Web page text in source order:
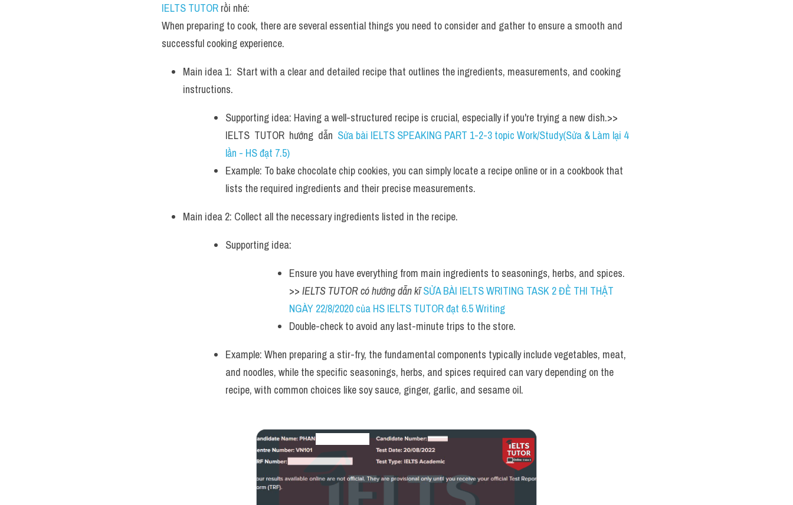
IELTS TUTOR rồi nhé:
When preparing to cook, there are several essential things you need to consider and gather to ensure a smooth and
successful cooking experience.
Main idea 1:  Start with a clear and detailed recipe that outlines the ingredients, measurements, and cooking
instructions.
Supporting idea: Having a well-structured recipe is crucial, especially if you're trying a new dish.>>
IELTS  TUTOR  hướng  dẫn Sửa bài IELTS SPEAKING PART 1-2-3 topic Work/Study(Sửa & Làm lại 4
lần - HS đạt 7.5)
Example: To bake chocolate chip cookies, you can simply locate a recipe online or in a cookbook that
lists the required ingredients and their precise measurements.
Main idea 2: Collect all the necessary ingredients listed in the recipe.
Supporting idea:
Ensure you have everything from main ingredients to seasonings, herbs, and spices.
>> IELTS TUTOR có hướng dẫn kĩ SỬA BÀI IELTS WRITING TASK 2 ĐỀ THI THẬT
NGÀY 22/8/2020 của HS IELTS TUTOR đạt 6.5 Writing
Double-check to avoid any last-minute trips to the store.
Example: When preparing a stir-fry, the fundamental components typically include vegetables, meat,
and noodles, while the specific seasonings, herbs, and spices required can vary depending on the
recipe, with common choices like soy sauce, ginger, garlic, and sesame oil.